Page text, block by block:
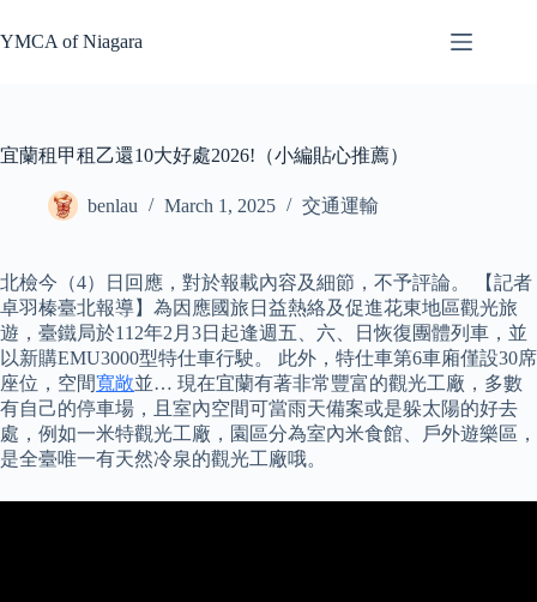
to
content
YMCA of Niagara
宜蘭租甲租乙還10大好處2026!（小編貼心推薦）
benlau March 1, 2025 交通運輸
北檢今（4）日回應，對於報載內容及細節，不予評論。 【記者
卓羽榛臺北報導】為因應國旅日益熱絡及促進花東地區觀光旅
遊，臺鐵局於112年2月3日起逢週五、六、日恢復團體列車，並
以新購EMU3000型特仕車行駛。 此外，特仕車第6車廂僅設30席
座位，空間寬敞並… 現在宜蘭有著非常豐富的觀光工廠，多數
有自己的停車場，且室內空間可當雨天備案或是躲太陽的好去
處，例如一米特觀光工廠，園區分為室內米食館、戶外遊樂區，
是全臺唯一有天然冷泉的觀光工廠哦。